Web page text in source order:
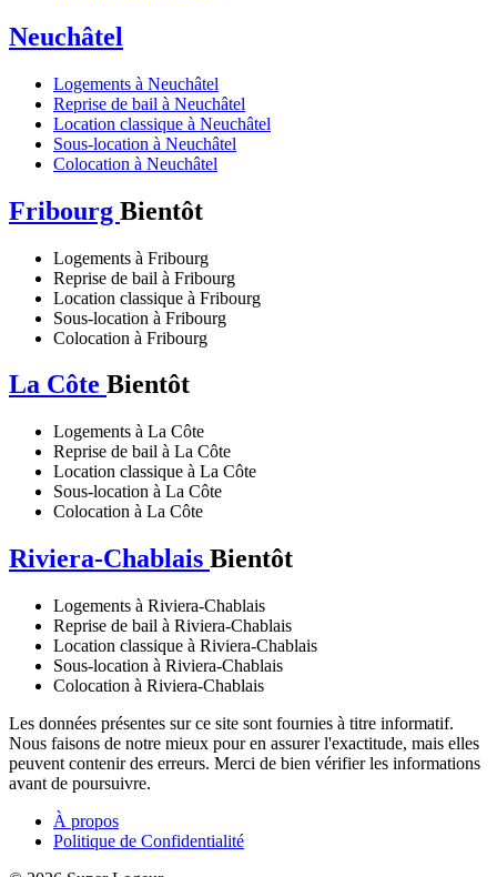
Neuchâtel
Logements à Neuchâtel
Reprise de bail à Neuchâtel
Location classique à Neuchâtel
Sous-location à Neuchâtel
Colocation à Neuchâtel
Fribourg Bientôt
Logements à Fribourg
Reprise de bail à Fribourg
Location classique à Fribourg
Sous-location à Fribourg
Colocation à Fribourg
La Côte Bientôt
Logements à La Côte
Reprise de bail à La Côte
Location classique à La Côte
Sous-location à La Côte
Colocation à La Côte
Riviera-Chablais Bientôt
Logements à Riviera-Chablais
Reprise de bail à Riviera-Chablais
Location classique à Riviera-Chablais
Sous-location à Riviera-Chablais
Colocation à Riviera-Chablais
Les données présentes sur ce site sont fournies à titre informatif.
Nous faisons de notre mieux pour en assurer l'exactitude, mais elles
peuvent contenir des erreurs. Merci de bien vérifier les informations
avant de poursuivre.
À propos
Politique de Confidentialité